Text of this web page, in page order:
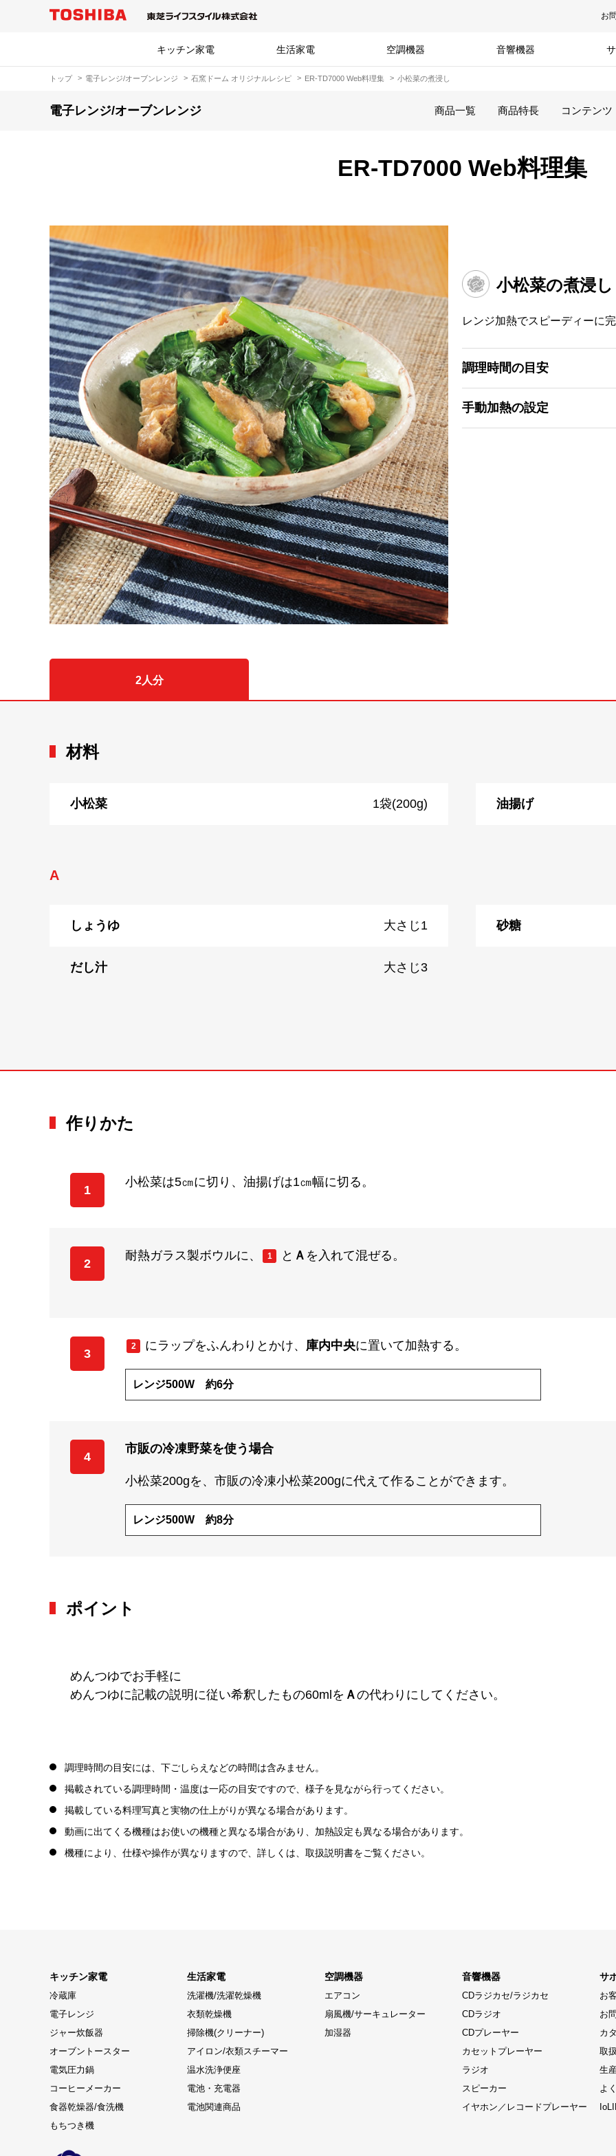
お
キッチン家電 生活家電 空調機器 音響機器
トップ 電子レンジ/オーブンレンジ 石窯ドーム オリジナルレシピ ER-TD7000 Web料理集 小松菜の煮浸し
電子レンジ/オーブンレンジ 商品一覧 商品特長 コンテンツ
ER-TD7000 Web料理集
小松菜の煮浸し
レンジ加熱でスピーディーに
調理時間の目安
手動加熱の設定
2人分
材料
小松菜 1袋(200g) 油揚げ
A
しょうゆ 大さじ1 砂糖
だし汁 大さじ3
作りかた
1
小松菜は5㎝に切り、油揚げは1㎝幅に切る。
2
耐熱ガラス製ボウルに、 1 と Ａ を入れて混ぜる。
3
2 にラップをふんわりとかけ、 庫内中央に置いて加熱する。
レンジ500W 約6分
4
市販の冷凍野菜を使う場合
小松菜200gを、市販の冷凍小松菜200gに代えて作ることができます。
レンジ500W 約8分
ポイント
めんつゆでお手軽に
めんつゆに記載の説明に従い希釈したもの60mlを Ａの代わりにしてください。
調理時間の目安には、下ごしらえなどの時間は含みません。
掲載されている調理時間・温度は一応の目安ですので、様子を見ながら行ってください。
掲載している料理写真と実物の仕上がりが異なる場合があります。
動画に出てくる機種はお使いの機種と異なる場合があり、加熱設定も異なる場合があります。
機種により、仕様や操作が異なりますので、詳しくは、取扱説明書をご覧ください。
キッチン家電
冷蔵庫
電子レンジ
ジャー炊飯器
オーブントースター
電気圧力鍋
コーヒーメーカー
食器乾燥器/食洗機
もちつき機
生活家電
洗濯機/洗濯乾燥機
衣類乾燥機
掃除機(クリーナー)
アイロン/衣類スチーマー
温水洗浄便座
電池・充電器
電池関連商品
空調機器
エアコン
扇風機/サーキュレーター
加湿器
音響機器
CDラジカセ/ラジカセ
CDラジオ
CDプレーヤー
カセットプレーヤー
ラジオ
スピーカー
イヤホン／レコードプレーヤー
サ
お
お
カ
取
生
よ